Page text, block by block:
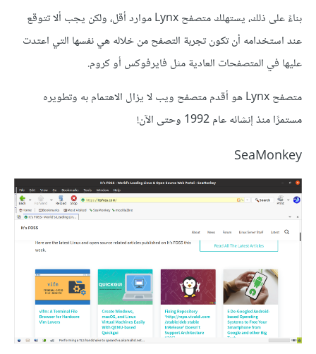
بناءً على ذلك، يستهلك متصفح Lynx موارد أقل، ولكن يجب ألا تتوقع
عند استخدامه أن تكون تجربة التصفح من خلاله هي نفسها التي اعتدت
عليها في المتصفحات العادية مثل فايرفوكس أو كروم.
متصفح Lynx هو أقدم متصفح ويب لا يزال الاهتمام به وتطويره
مستمرًا منذ إنشائه عام 1992 وحتى الآن!
SeaMonkey